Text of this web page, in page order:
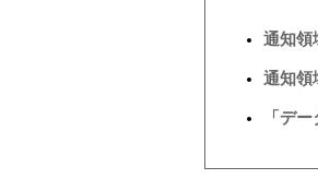
通知領
通知領
「デ